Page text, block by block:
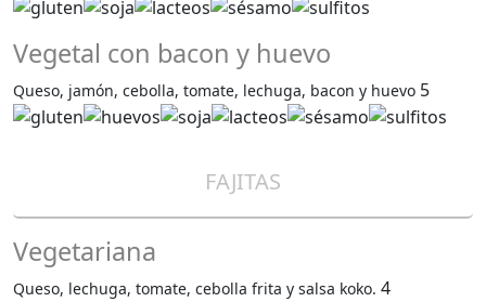
Vegetal con bacon y huevo
Queso, jamón, cebolla, tomate, lechuga, bacon y huevo 5
FAJITAS
Vegetariana
Queso, lechuga, tomate, cebolla frita y salsa koko. 4